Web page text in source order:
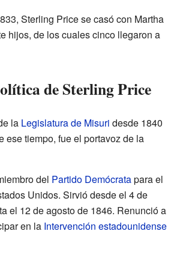
Sterling Price se casó con Martha
hijos, de los cuales cinco llegaron a
de Sterling Price
la Legislatura de Misuri desde 1840
ese tiempo, fue el portavoz de la
del Partido Demócratapara el
Unidos. Sirvió desde el 4 de
el 12 de agosto de 1846. Renunció a
en la Intervención estadounidense